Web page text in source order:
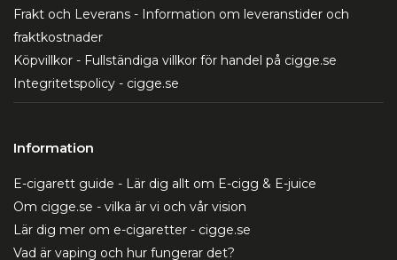
Frakt och Leverans - Information om leveranstider och
fraktkostnader
Köpvillkor - Fullständiga villkor för handel på cigge.se
Integritetspolicy - cigge.se
Information
E-cigarett guide - Lär dig allt om E-cigg & E-juice
Om cigge.se - vilka är vi och vår vision
Lär dig mer om e-cigaretter - cigge.se
Vad är vaping och hur fungerar det?